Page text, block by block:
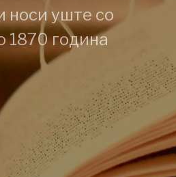
носи уште со
1870 година